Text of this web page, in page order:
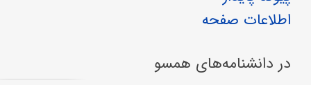
اطلاعات صفحه
در دانشنامه‌های همسو